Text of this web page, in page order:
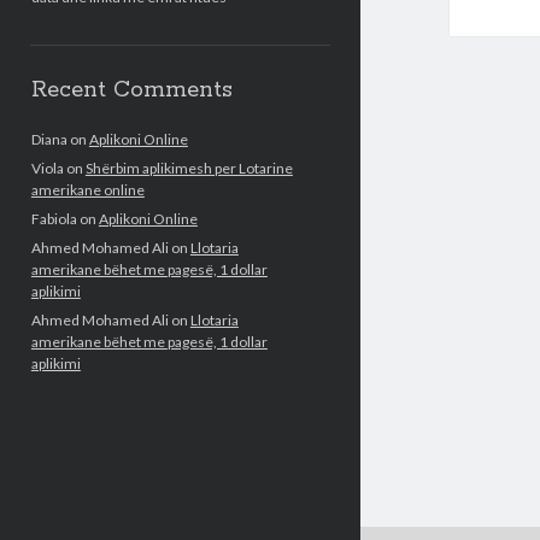
Recent Comments
Diana on Aplikoni Online
Viola on Shërbim aplikimesh per Lotarine
amerikane online
Fabiola on Aplikoni Online
Ahmed Mohamed Alion Llotaria
amerikane bëhet me pagesë, 1 dollar
aplikimi
Ahmed Mohamed Alion Llotaria
amerikane bëhet me pagesë, 1 dollar
aplikimi